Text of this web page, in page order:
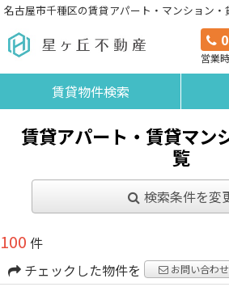
名古屋市千種区の賃貸アパート・マンション
営業
賃貸物件検索
賃貸アパート・賃貸マン
覧
検索条件を変
100 件
チェックした物件を
お問い合わせ